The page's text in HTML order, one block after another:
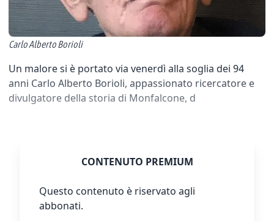
Carlo Alberto Borioli
Un malore si è portato via venerdì alla soglia dei 94
anni Carlo Alberto Borioli, appassionato ricercatore e
divulgatore della storia di Monfalcone, d
CONTENUTO PREMIUM
Questo contenuto è riservato agli
abbonati.